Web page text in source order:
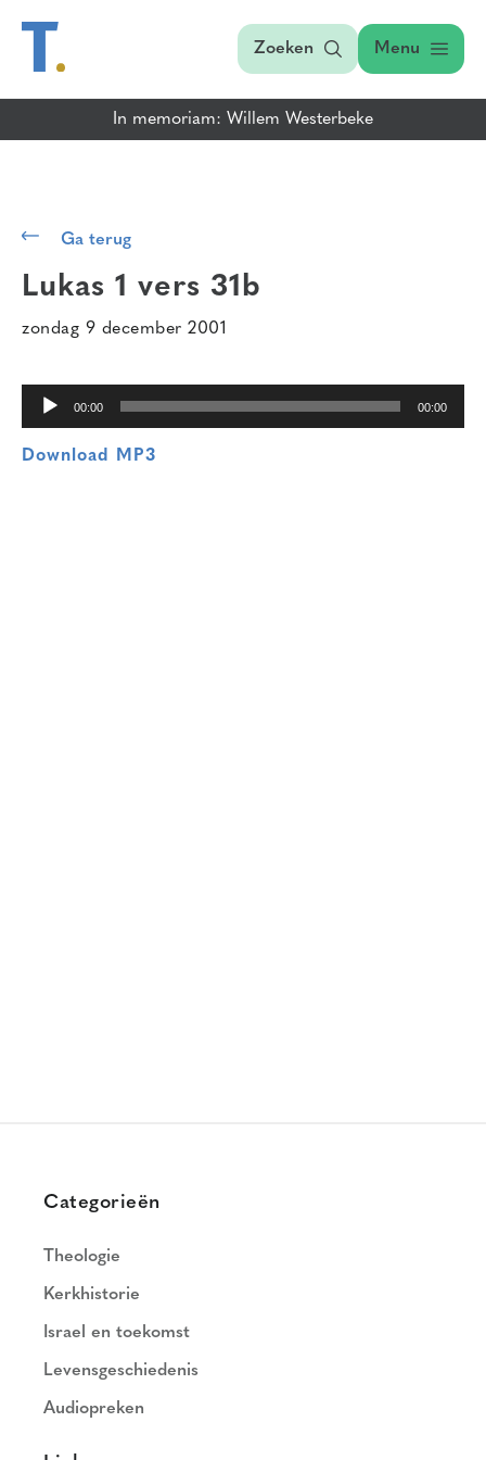
Zoeken Menu
In memoriam: Willem Westerbeke
Ga terug
Lukas 1 vers 31b
zondag 9 december 2001
00:00 00:00
Download MP3
Categorieën
Theologie
Kerkhistorie
Israel en toekomst
Levensgeschiedenis
Audiopreken